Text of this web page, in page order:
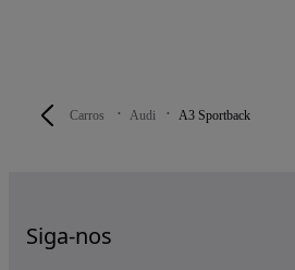
Carros Audi A3 Sportback
Siga-nos